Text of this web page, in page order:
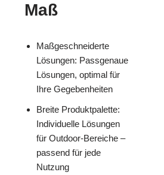
Maß
Maßgeschneiderte
Lösungen: Passgenaue
Lösungen, optimal für
Ihre Gegebenheiten
Breite Produktpalette:
Individuelle Lösungen
für Outdoor-Bereiche –
passend für jede
Nutzung